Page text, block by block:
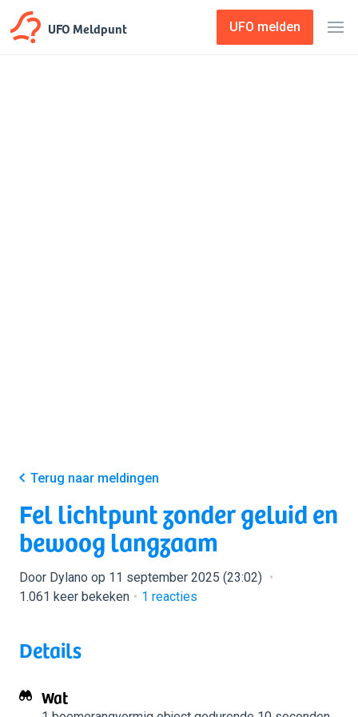
UFO Meldpunt UFO melden
Terug naar meldingen
Fel lichtpunt zonder geluid en
bewoog langzaam
Door Dylano op 11 september 2025 (23:02)
1.061 keer bekeken
1 reacties
Details
Wat